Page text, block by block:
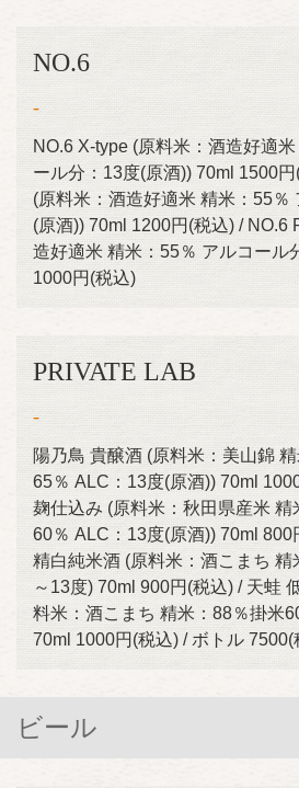
NO.6
-
NO.6 X-type (原料米：酒造好適
ール分：13度(原酒)) 70ml 1500
(原料米：酒造好適米 精米：55％
(原酒)) 70ml 1200円(税込) / NO.6
造好適米 精米：55％ アルコール
1000円(税込)
PRIVATE LAB
-
陽乃鳥 貴醸酒 (原料米：美山錦
65％ ALC：13度(原酒)) 70ml
麹仕込み (原料米：秋田県産米
60％ ALC：13度(原酒)) 70ml 800
精白純米酒 (原料米：酒こまち
～13度) 70ml 900円(税込) / 天蛙
料米：酒こまち 精米：88％掛米
70ml 1000円(税込) / ボトル 7500(
ビール
閉じる